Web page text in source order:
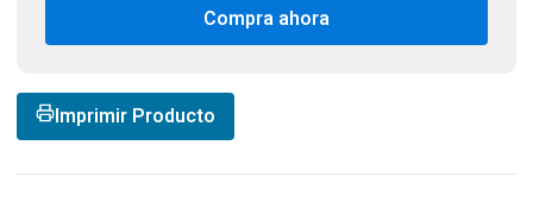
Compra ahora
Imprimir Producto